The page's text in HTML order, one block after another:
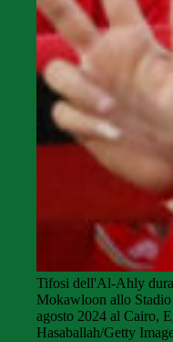
Tifosi dell'Al-Ahly
Mokawloon allo
agosto 2024 al Cairo,
Hasaballah/Getty